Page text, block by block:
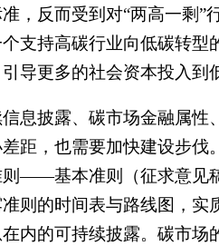
，反而受到对“两高一剩”
支持高碳行业向低碳转型
导更多的社会资本投入到
披露、碳市场金融属性
距，也需要加快建设步伐
则——基本准则（征求意见
则的时间表与路线图，实
内的可持续披露。碳市场